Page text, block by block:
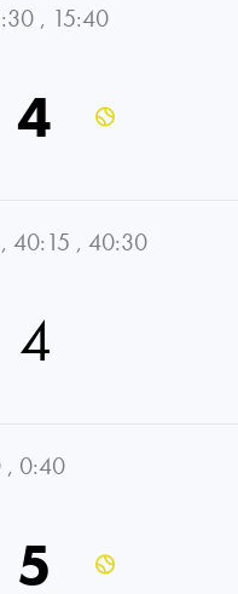
, 15:40
4
, 40:15 , 40:30
4
, 0:40
5